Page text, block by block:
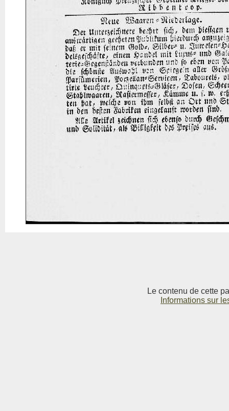
Le contenu de cette
Informations sur